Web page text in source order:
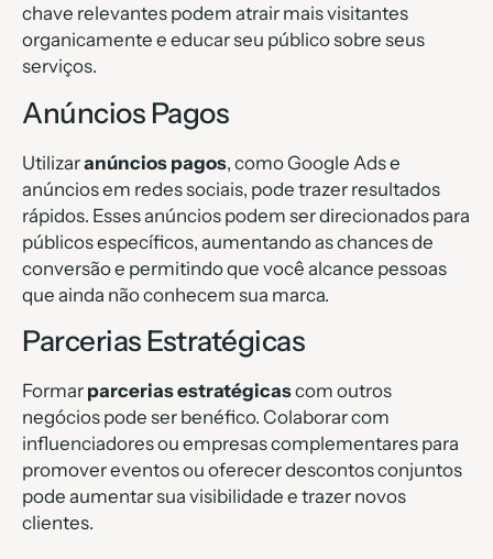
chave relevantes podem atrair mais visitantes
organicamente e educar seu público sobre seus
serviços.
Anúncios Pagos
Utilizaranúncios pagos, como Google Ads e
anúncios em redes sociais, pode trazer resultados
rápidos. Esses anúncios podem ser direcionados para
públicos específicos, aumentando as chances de
conversão e permitindo que você alcance pessoas
que ainda não conhecem sua marca.
Parcerias Estratégicas
Formar parcerias estratégicascom outros
negócios pode ser benéfico. Colaborar com
influenciadores ou empresas complementares para
promover eventos ou oferecer descontos conjuntos
pode aumentar sua visibilidade e trazer novos
clientes.